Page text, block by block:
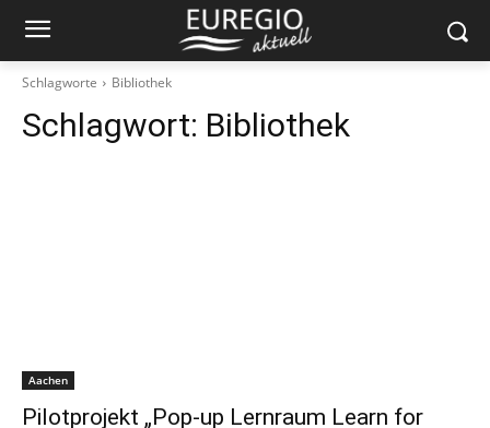
Schlagworte Bibliothek
Schlagwort: Bibliothek
Aachen
Pilotprojekt „Pop-up Lernraum Learn for